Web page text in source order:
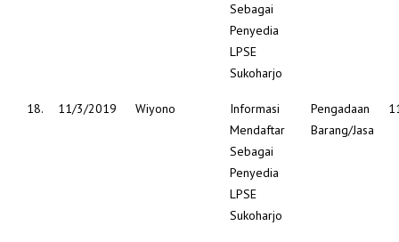
Sebagai
Penyedia
LPSE
Sukoharjo
18. 11/3/2019 Wiyono
Informasi
Mendaftar
Sebagai
Penyedia
LPSE
Sukoharjo
Pengadaan
Barang/Jasa